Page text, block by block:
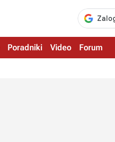
Poradniki Video Forum